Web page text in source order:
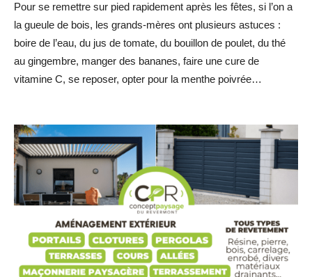
Pour se remettre sur pied rapidement après les fêtes, si l’on a
la gueule de bois, les grands-mères ont plusieurs astuces :
boire de l’eau, du jus de tomate, du bouillon de poulet, du thé
au gingembre, manger des bananes, faire une cure de
vitamine C, se reposer, opter pour la menthe poivrée…